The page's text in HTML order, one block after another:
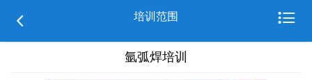
 培训范围 
氩弧焊培训